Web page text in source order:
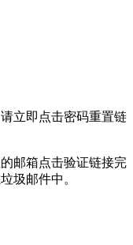
立即点击密码重置链
邮箱点击验证链接完
圾邮件中。